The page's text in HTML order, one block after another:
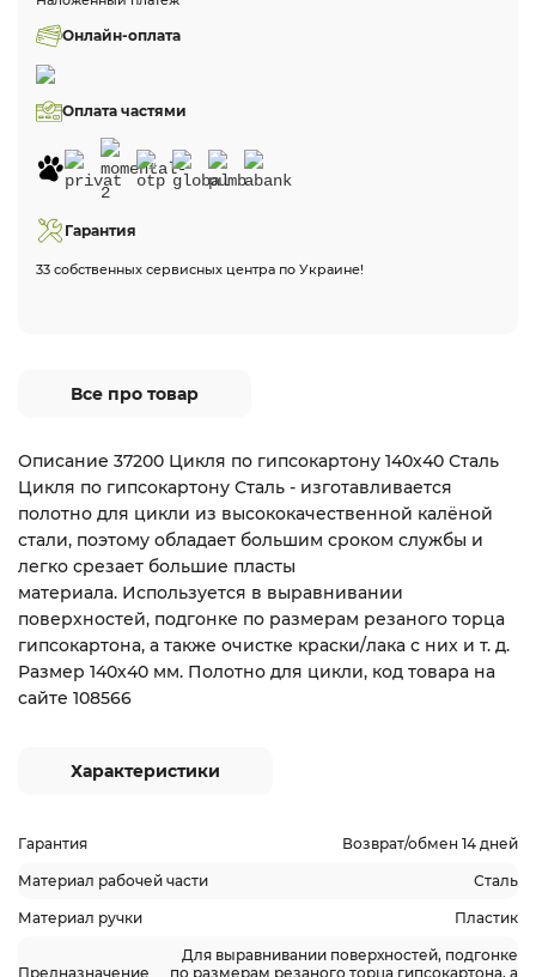
Онлайн-оплата
Оплата частями
Гарантия
33 собственных сервисных центра по Украине!
Все про товар
Описание 37200 Цикля по гипсокартону 140х40 Сталь
Цикля по гипсокартону Сталь - изготавливается
полотно для цикли из высококачественной калёной
стали, поэтому обладает большим сроком службы и
легко срезает большие пласты
материала. Используется в выравнивании
поверхностей, подгонке по размерам резаного торца
гипсокартона, а также очистке краски/лака с них и т. д.
Размер 140х40 мм. Полотно для цикли, код товара на
сайте 108566
Характеристики
Гарантия Возврат/обмен 14 дней
Материал рабочей части Сталь
Материал ручки Пластик
Предназначение
Для выравнивании поверхностей, подгонке
по размерам резаного торца гипсокартона, а